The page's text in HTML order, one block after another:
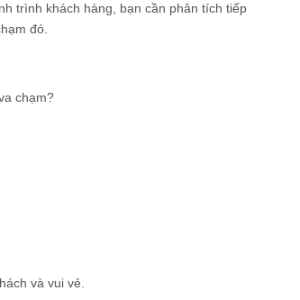
trình khách hàng, bạn cần phân tích tiếp
đó.
chạm?
và vui vẻ.